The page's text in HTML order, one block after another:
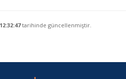
tarihinde güncellenmiştir.